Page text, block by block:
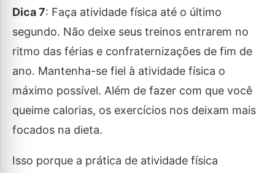
Dica 7: Faça atividade física até o último
segundo. Não deixe seus treinos entrarem no
ritmo das férias e confraternizações de fim de
ano. Mantenha-se fiel à atividade física o
máximo possível. Além de fazer com que você
queime calorias, os exercícios nos deixam mais
focados na dieta.
Isso porque a prática de atividade física